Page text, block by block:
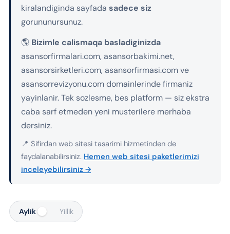
kiralandiginda sayfada sadece siz
gorununursunuz.
🌎 Bizimle calismaqa basladiginizda
asansorfirmalari.com, asansorbakimi.net,
asansorsirketleri.com, asansorfirmasi.com ve
asansorrevizyonu.com domainlerinde firmaniz
yayinlanir. Tek sozlesme, bes platform — siz ekstra
caba sarf etmeden yeni musterilere merhaba
dersiniz.
📍 Sifirdan web sitesi tasarimi hizmetinden de
faydalanabilirsiniz. Hemen web sitesi paketlerimizi
inceleyebilirsiniz →
Aylik Yillik